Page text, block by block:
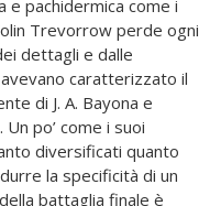
e pachidermica come i
Trevorrow perde ogni
dettagli e dalle
caratterizzato il
di J. A. Bayona e
po’ come i suoi
diversificati quanto
la specificità di un
battaglia finale è